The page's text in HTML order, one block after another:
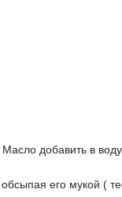
добавить в воду.
его мукой (